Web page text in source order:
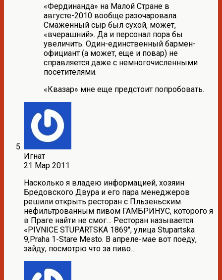
«Фердинанда» на Малой Стране в
августе-2010 вообще разочаровала.
Смаженный сыр был сухой, может,
«вчерашний». Да и персонал пора бы
увеличить. Один-единственный бармен-
официант (а может, еще и повар) не
справляется даже с немногочисленными
посетителями.
«Квазар» мне еще предстоит попробовать.
Игнат
21 Мар 2011
Насколько я владею информацией, хозяин
Бредовского Двура и его пара менеджеров
решили открыть ресторан с Пльзеньским
нефильтрованным пивом ГАМБРИНУС, которого я
в Праге найти не смог… Ресторан называется
«PIVNICE STUPARTSKA 1869″, улица Stupartska
9,Praha 1-Stare Mesto. В апреле-мае вот поеду,
зайду, посмотрю что за пиво…